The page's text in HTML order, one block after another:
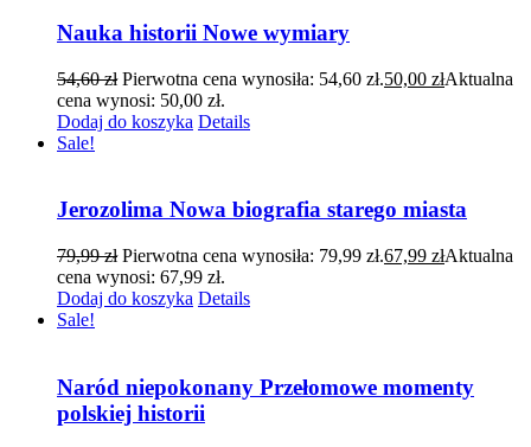
Nauka historii Nowe wymiary
54,60zł Pierwotna cena wynosiła: 54,60 zł.50,00 złAktualna
cena wynosi: 50,00 zł.
Dodaj do koszyka Details
Sale!
Jerozolima Nowa biografia starego miasta
79,99zł Pierwotna cena wynosiła: 79,99 zł.67,99 złAktualna
cena wynosi: 67,99 zł.
Dodaj do koszyka Details
Sale!
Naród niepokonany Przełomowe momenty
polskiej historii